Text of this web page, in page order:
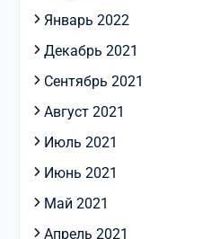
Январь 2022
Декабрь 2021
Сентябрь 2021
Август 2021
Июль 2021
Июнь 2021
Май 2021
Апрель 2021